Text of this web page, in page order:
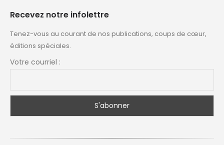
Recevez notre infolettre
Tenez-vous au courant de nos publications, coups de cœur,
éditions spéciales.
Votre courriel :